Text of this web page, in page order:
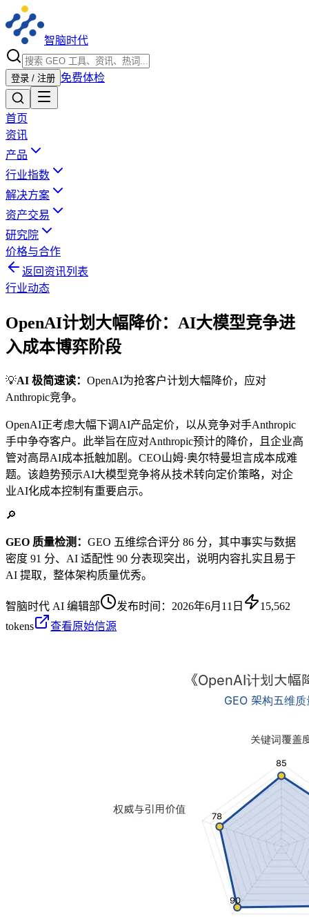
智脑时代
登录 / 注册 免费体检
首页
资讯
产品
行业指数
解决方案
资产交易
研究院
价格与合作
返回资讯列表
行业动态
OpenAI计划大幅降价：AI大模型竞争进
入成本博弈阶段
💡AI 极简速读： OpenAI为抢客户计划大幅降价，应对
Anthropic竞争。
OpenAI正考虑大幅下调AI产品定价，以从竞争对手Anthropic
手中争夺客户。此举旨在应对Anthropic预计的降价，且企业高
管对高昂AI成本抵触加剧。CEO山姆·奥尔特曼坦言成本成难
题。该趋势预示AI大模型竞争将从技术转向定价策略，对企
业AI化成本控制有重要启示。
🔎
GEO 质量检测： GEO 五维综合评分 86 分，其中事实与数据
密度 91 分、AI 适配性 90 分表现突出，说明内容扎实且易于
AI 提取，整体架构质量优秀。
智脑时代 AI 编辑部 发布时间： 2026年6月11日
15,562
tokens
查看原始信源